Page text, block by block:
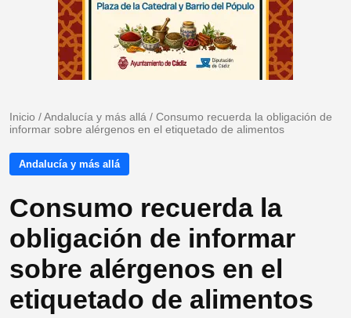
Inicio /Andalucía y más allá / Consumo recuerda la obligación de
informar sobre alérgenos en el etiquetado de alimentos
Andalucía y más allá
Consumo recuerda la
obligación de informar
sobre alérgenos en el
etiquetado de alimentos